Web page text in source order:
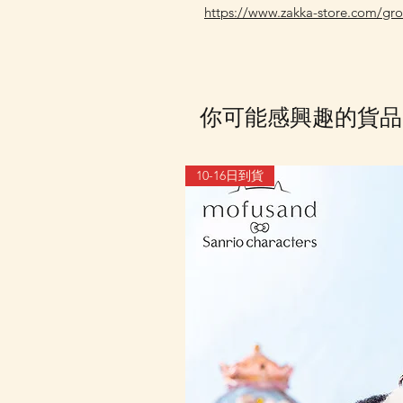
https://www.zakka-store.com/
你可能感興趣的貨品
10-16日到貨